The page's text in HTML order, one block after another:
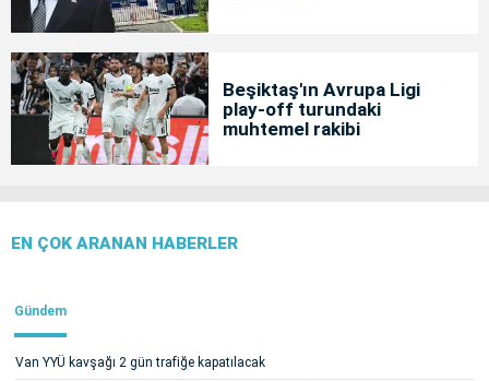
Beşiktaş'ın Avrupa Ligi
play-off turundaki
muhtemel rakibi
EN ÇOK ARANAN HABERLER
Gündem
Van YYÜ kavşağı 2 gün trafiğe kapatılacak